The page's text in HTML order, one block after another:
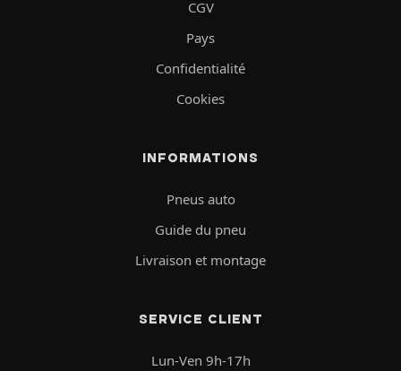
CGV
Pays
Confidentialité
Cookies
INFORMATIONS
Pneus auto
Guide du pneu
Livraison et montage
SERVICE CLIENT
Lun-Ven 9h-17h